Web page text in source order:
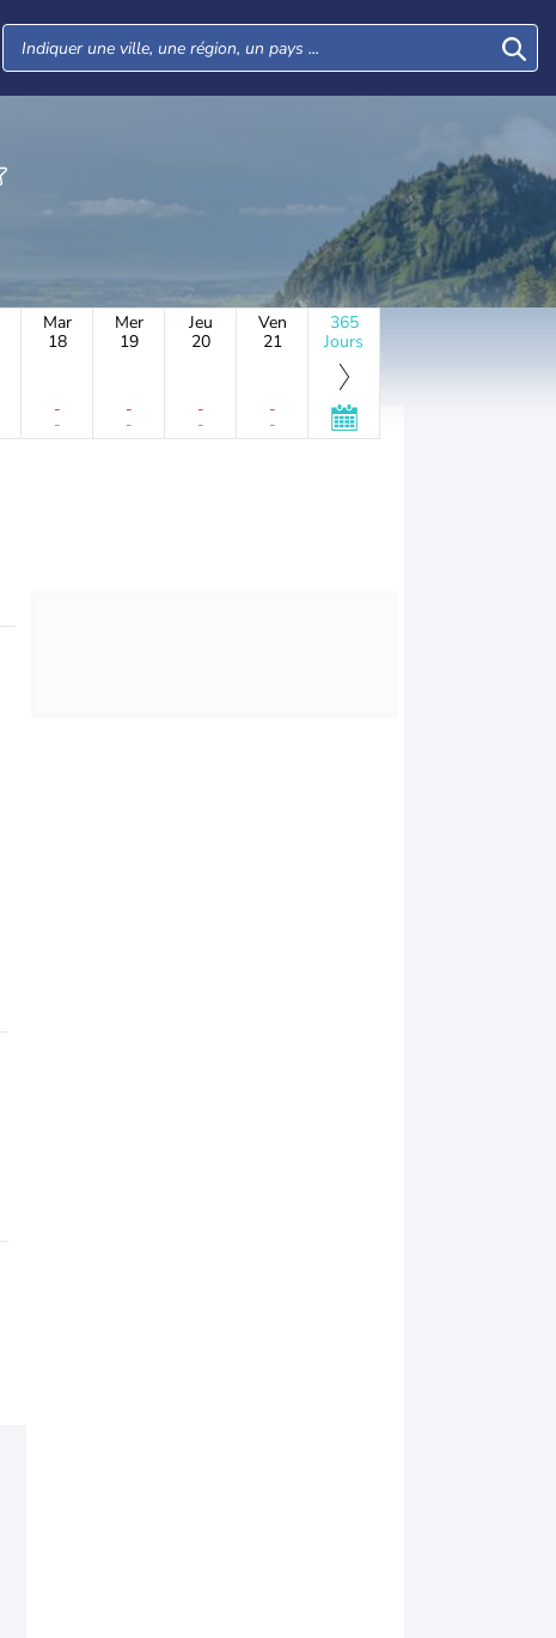
Mar
18
-
-
Mer
19
-
-
Jeu
20
-
-
Ven
21
-
-
365
Jours